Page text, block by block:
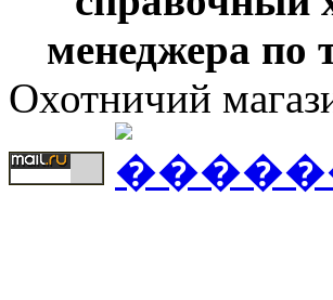
менеджера по
Охотничий